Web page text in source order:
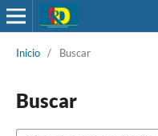
Inicio / Buscar
Buscar